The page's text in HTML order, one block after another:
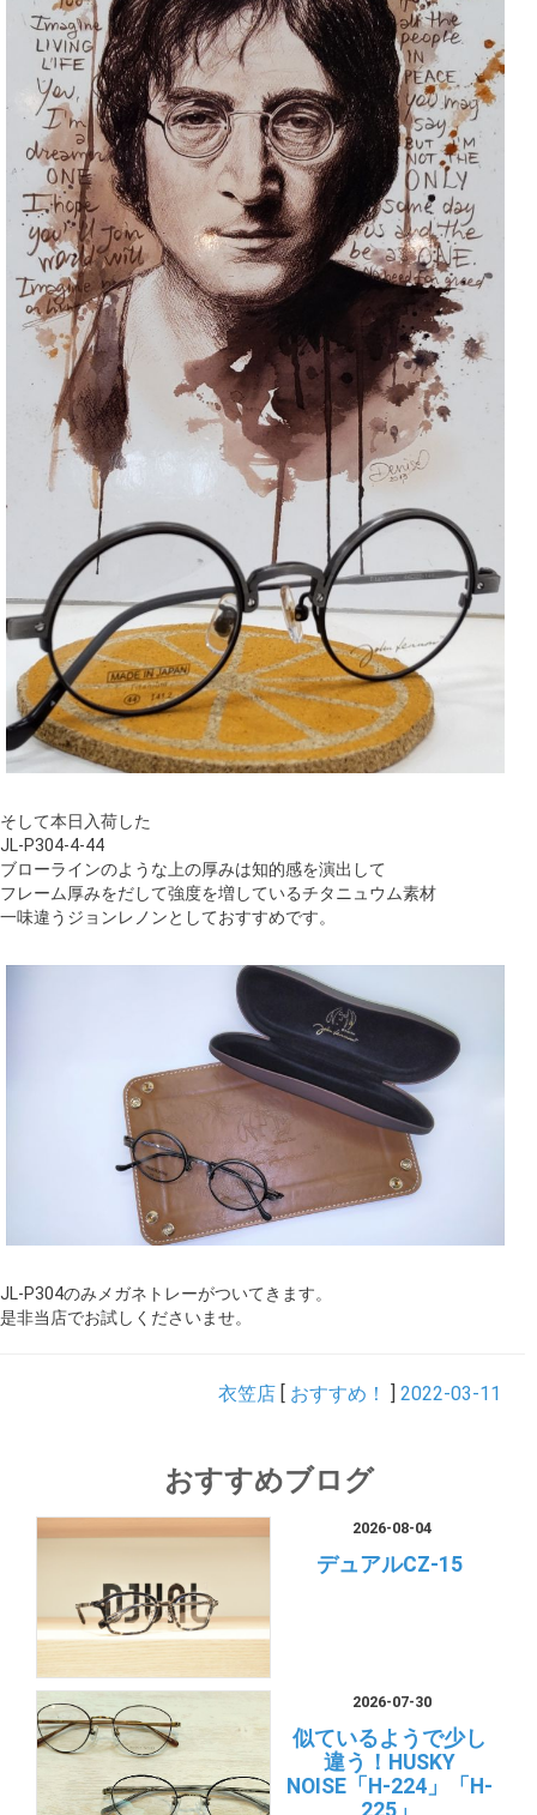
そして本日入荷した
JL-P304-4-44
ブローラインのような上の厚みは知的感を演出して
フレーム厚みをだして強度を増しているチタニュウム素材
一味違うジョンレノンとしておすすめです。
JL-P304のみメガネトレーがついてきます。
是非当店でお試しくださいませ。
衣笠店 [ おすすめ！ ] 2022-03-11
おすすめブログ
2026-08-04
デュアルCZ-15
2026-07-30
似ているようで少し
違う！HUSKY
NOISE「H-224」「H-
225」